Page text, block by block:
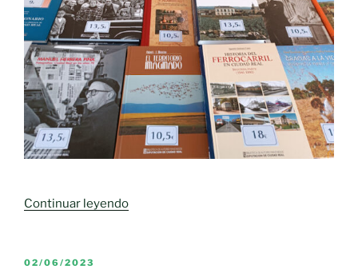
XXXII
Muestra
Provincial
de
Teatro»
Continuar leyendo«Abierto
PUBLICADO
02/06/2023